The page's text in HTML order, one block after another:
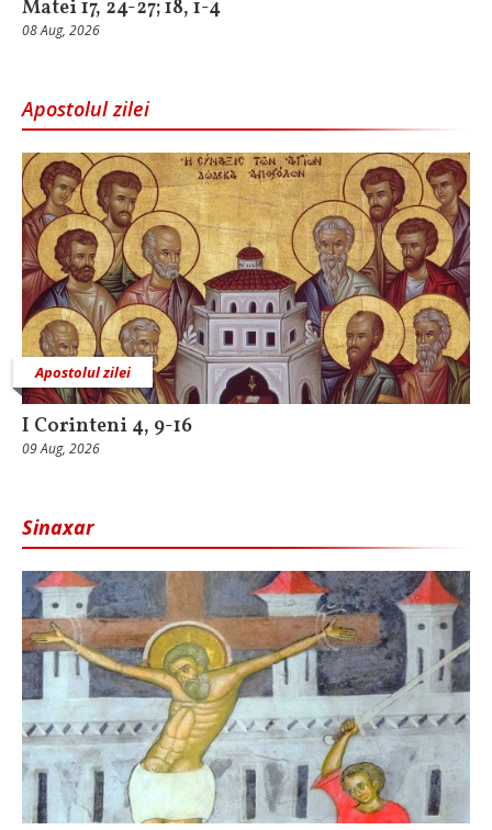
Matei 17, 24-27; 18, 1-4
08 Aug, 2026
Apostolul zilei
Apostolul zilei
I Corinteni 4, 9-16
09 Aug, 2026
Sinaxar